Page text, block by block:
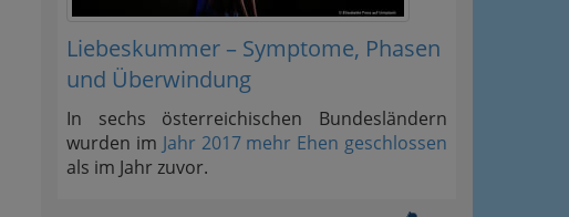
Liebeskummer – Symptome, Phasen
und Überwindung
In sechs österreichischen Bundesländern
wurden im Jahr 2017 mehr Ehen geschlossen
als im Jahr zuvor.